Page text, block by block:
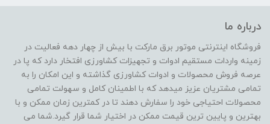
درباره ما
فروشگاه اینترنتی موتور برق مارکت با بیش از چهار دهه فعالیت در
زمینه واردات مستقیم ادوات و تجهیزات کشاورزی افتخار دارد که پا در
عرصه فروش محصولات و ادوات کشاورزی گذاشته و این امکان را به
تمامی مشتریان عزیز میدهد که با اطمینان کامل و سهولت تمامی
محصولات احتیاجی خود را سفارش دهند تا در کمترین زمان ممکن و با
بهترین و پایین ترین قیمت ممکن در اختیار شما قرار گیرد.شما می